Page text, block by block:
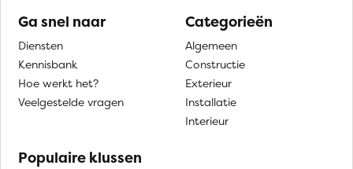
Ga snel naar
Diensten
Kennisbank
Hoe werkt het?
Veelgestelde vragen
Categorieën
Algemeen
Constructie
Exterieur
Installatie
Interieur
Populaire klussen